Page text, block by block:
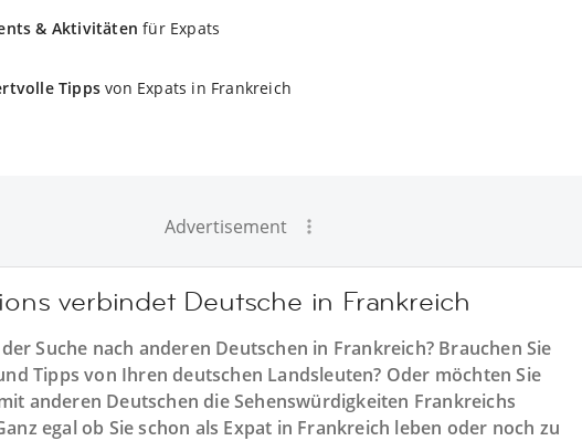
& Aktivitäten für Expats
Tipps von Expats in Frankreich
Advertisement
verbindet Deutsche in Frankreich
Suche nach anderen Deutschen in Frankreich? Brauchen Sie
Tipps von Ihren deutschen Landsleuten? Oder möchten Sie
anderen Deutschen die Sehenswürdigkeiten Frankreichs
egal ob Sie schon als Expat in Frankreich leben oder noch zu